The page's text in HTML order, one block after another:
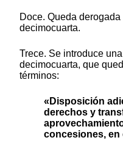
Doce. Queda
decimocuarta.
Trece. Se introduce
decimocuarta, que
términos:
«Disposición
derechos y
concesiones, en